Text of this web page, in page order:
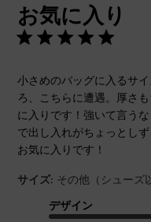
お気に入り
小さめのバッグに入るサ
ろ、こちらに遭遇。厚さ
に入りです！強いて言う
で出し入れがちょっとし
お気に入りです！
サイズ: その他（シューズ
デザイン